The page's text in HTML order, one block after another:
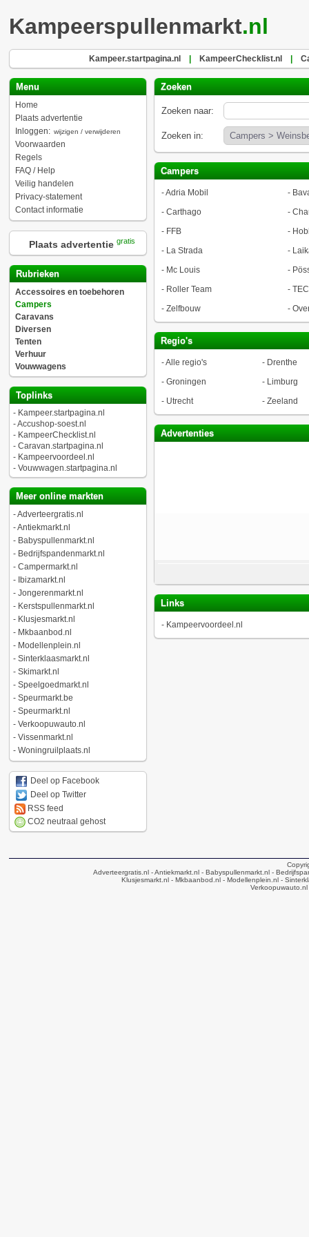
Kampeerspullenmarkt.nl
Kampeer.startpagina.nl KampeerChecklist.nl
Menu
Home
Plaats advertentie
Inloggen: wijzigen / verwijderen
Voorwaarden
Regels
FAQ / Help
Veilig handelen
Privacy-statement
Contact informatie
Plaats advertentie gratis
Rubrieken
Accessoires en toebehoren
Campers
Caravans
Diversen
Tenten
Verhuur
Vouwwagens
Toplinks
- Kampeer.startpagina.nl
-Accushop-soest.nl
- KampeerChecklist.nl
- Caravan.startpagina.nl
- Kampeervoordeel.nl
- Vouwwagen.startpagina.nl
Meer online markten
-Adverteergratis.nl
-Antiekmarkt.nl
- Babyspullenmarkt.nl
- Bedrijfspandenmarkt.nl
- Campermarkt.nl
- Ibizamarkt.nl
- Jongerenmarkt.nl
- Kerstspullenmarkt.nl
- Klusjesmarkt.nl
- Mkbaanbod.nl
- Modellenplein.nl
- Sinterklaasmarkt.nl
- Skimarkt.nl
- Speelgoedmarkt.nl
- Speurmarkt.be
- Speurmarkt.nl
- Verkoopuwauto.nl
- Vissenmarkt.nl
- Woningruilplaats.nl
Deel op Facebook
Deel op Twitter
RSS feed
CO2 neutraal gehost
Zoeken
Zoeken naar:
Zoeken in:
Campers
-Adria Mobil -
- Carthago -
- FFB -
- La Strada -
- Mc Louis -
- Roller Team - TEC
- Zelfbouw -
Regio's
-Alle regio's - Drenthe
- Groningen - Limburg
- Utrecht - Zeeland
Advertenties
Links
- Kampeervoordeel.nl
Adverteergratis.nl - Antiekmarkt.nl - Babyspullenmarkt.nl -
Klusjesmarkt.nl- Mkbaanbod.nl- Modellenplein.nl-
Verkoopuwauto.nl